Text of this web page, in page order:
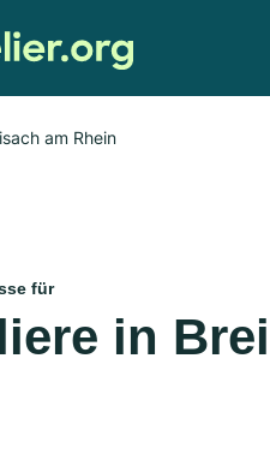
am Rhein
für
in